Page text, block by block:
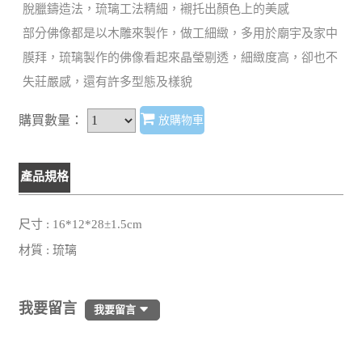
脫臘鑄造法，琉璃工法精細，襯托出顏色上的美感
部分佛像都是以木雕來製作，做工細緻，多用於廟宇及家中
膜拜，琉璃製作的佛像看起來晶瑩剔透，細緻度高，卻也不
失莊嚴感，還有許多型態及樣貌
購買數量： 放購物車
產品規格
尺寸 : 16*12*28±1.5cm
材質 : 琉璃
我要留言 我要留言